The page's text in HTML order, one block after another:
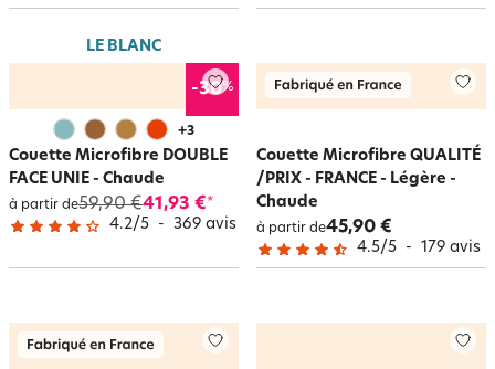
LE BLANC
-30%
+3
Couette Microfibre DOUBLE
FACE UNIE - Chaude
à partir de59,90 €41,93 €*
4.2/5 - 369 avis
Couette Microfibre QUALITÉ
/PRIX - FRANCE - Légère -
Chaude
à partir de45,90 €
4.5/5 - 179 avis